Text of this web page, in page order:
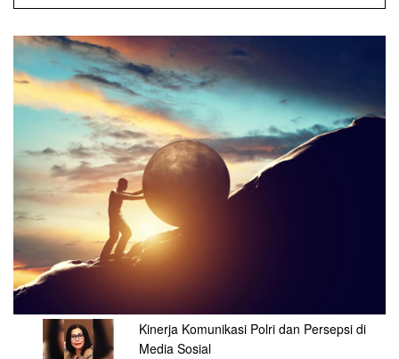
Kinerja Komunikasi Polri dan Persepsi di
Media Sosial